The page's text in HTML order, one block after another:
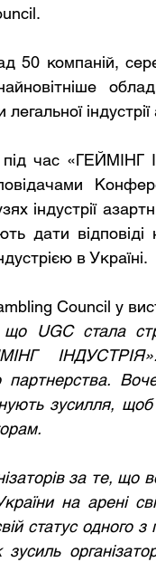
50 компаній,
час «ГЕЙМІНГ
індустрії
дати
в Україні.
Council у
UGC стала
партнерства.
зусилля,
за те,
на арені
статус одного з